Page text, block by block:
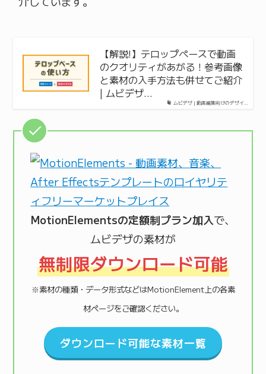
ムビデザ | 動画編集向けのデザイ…
【解説!】テロップペースで動画
のクオリティがあがる！参考画像
と素材の入手方法も併せてご紹介
| ムビデザ…
MotionElementsの定額制プラン加入で、
ムビデザの素材が
無制限ダウンロード可能
※素材の種類・データ形式などはMotionElement上の各素
材ページをご確認ください。
ダウンロード可能な素材一覧